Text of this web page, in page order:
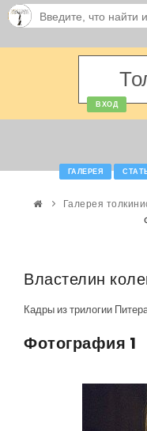
ВХОД
ГАЛЕРЕЯ
Галерея
Властелин
Кадры из трилогии
Фотография 1